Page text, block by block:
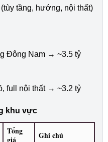
tầng, hướng, nội thất)
Đông Nam → ~3.5 tỷ
full nội thất → ~3.2 tỷ
khu vực
Tổng
giá
Ghi chú